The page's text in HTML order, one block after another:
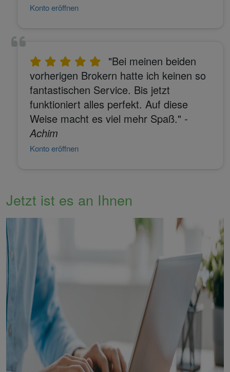
Konto eröffnen
"Bei meinen beiden
vorherigen Brokern hatte ich keinen so
fantastischen Service. Bis jetzt
funktioniert alles perfekt. Auf diese
Weise macht es viel mehr Spaß." -
Achim
Konto eröffnen
Jetzt ist es an Ihnen